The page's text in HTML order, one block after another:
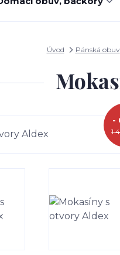
Úvod Pánská obuv
1
-